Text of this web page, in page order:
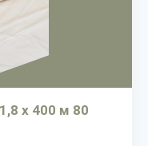
х 400 м 80